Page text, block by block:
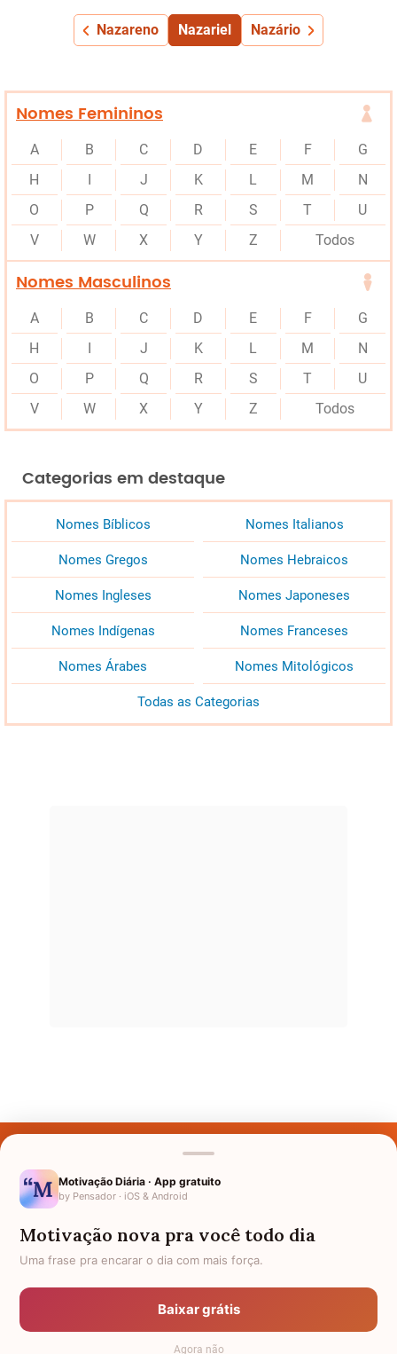
Nazareno Nazariel Nazário
Nomes Femininos
A B C D E F
G
H
J K L M
N
O
P Q R S T
U
V
W X Y Z Todos
Nomes Masculinos
A B C D E F
G
H
J K L M
N
O
P Q R S T
U
V
W X Y Z Todos
Categorias em destaque
Nomes Bíblicos Nomes Italianos
Nomes Gregos Nomes Hebraicos
Nomes Ingleses Nomes Japoneses
Nomes Indígenas Nomes Franceses
Nomes Árabes Nomes Mitológicos
Todas as Categorias
Nomes pelo Mundo
Política de Privacidade
Anuncie
Motivação Diária · App gratuito
by Pensador · iOS & Android
Motivação nova pra você todo dia
Uma frase pra encarar o dia com mais força.
Baixar grátis
Agora não